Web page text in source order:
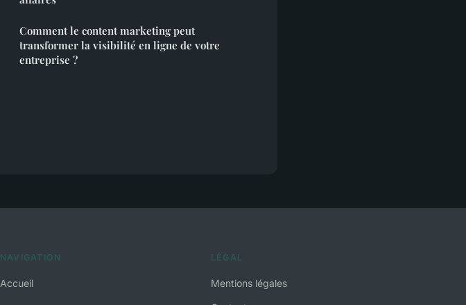
Comment le content marketing peut
transformer la visibilité en ligne de votre
entreprise ?
NAVIGATION
Accueil
LÉGAL
Mentions légales